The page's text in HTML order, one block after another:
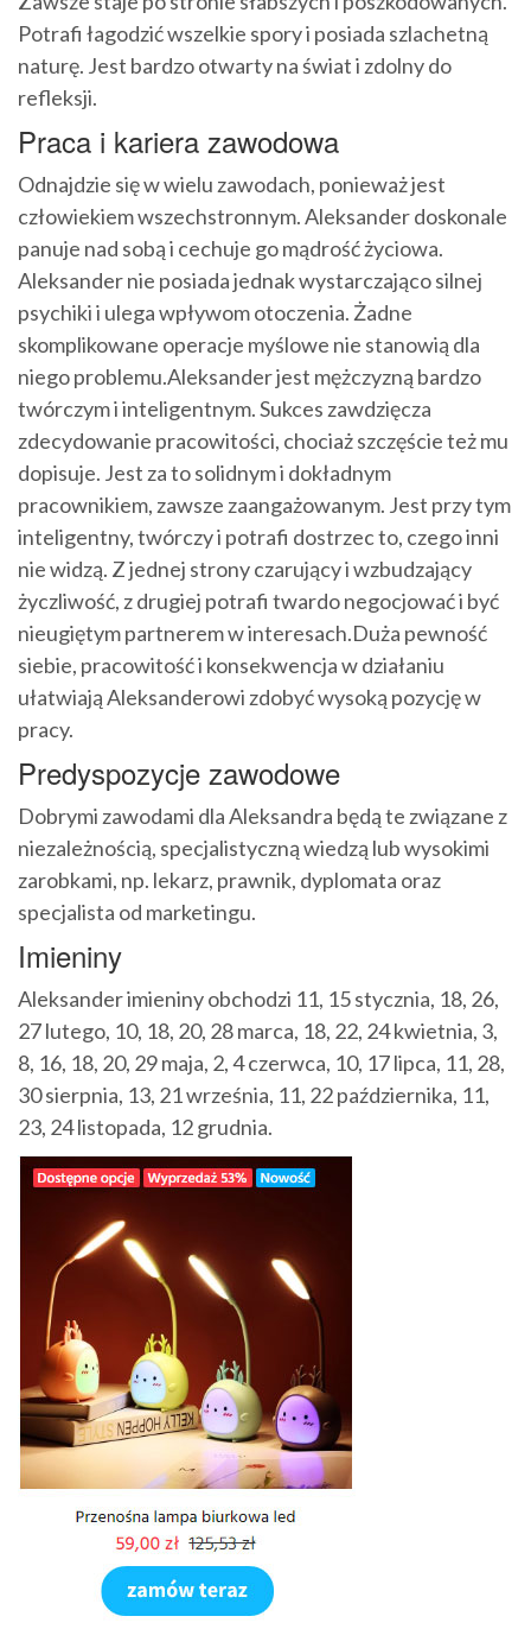
Potrafi łagodzić wszelkie spory i posiada szlachetną
naturę. Jest bardzo otwarty na świat i zdolny do
refleksji.
Praca i kariera zawodowa
Odnajdzie się w wielu zawodach, ponieważ jest
człowiekiem wszechstronnym. Aleksander doskonale
panuje nad sobą i cechuje go mądrość życiowa.
Aleksander nie posiada jednak wystarczająco silnej
psychiki i ulega wpływom otoczenia. Żadne
skomplikowane operacje myślowe nie stanowią dla
niego problemu.Aleksander jest mężczyzną bardzo
twórczym i inteligentnym. Sukces zawdzięcza
zdecydowanie pracowitości, chociaż szczęście też mu
dopisuje. Jest za to solidnym i dokładnym
pracownikiem, zawsze zaangażowanym. Jest przy tym
inteligentny, twórczy i potrafi dostrzec to, czego inni
nie widzą. Z jednej strony czarujący i wzbudzający
życzliwość, z drugiej potrafi twardo negocjować i być
nieugiętym partnerem w interesach.Duża pewność
siebie, pracowitość i konsekwencja w działaniu
ułatwiają Aleksanderowi zdobyć wysoką pozycję w
pracy.
Predyspozycje zawodowe
Dobrymi zawodami dla Aleksandra będą te związane z
niezależnością, specjalistyczną wiedzą lub wysokimi
zarobkami, np. lekarz, prawnik, dyplomata oraz
specjalista od marketingu.
Imieniny
Aleksander imieniny obchodzi 11, 15 stycznia, 18, 26,
27 lutego, 10, 18, 20, 28 marca, 18, 22, 24 kwietnia, 3,
8, 16, 18, 20, 29 maja, 2, 4 czerwca, 10, 17 lipca, 11, 28,
30 sierpnia, 13, 21 września, 11, 22 października, 11,
23, 24 listopada, 12 grudnia.